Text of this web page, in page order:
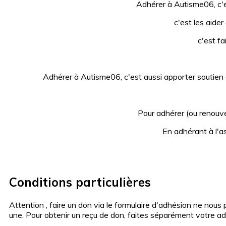
Adhérer à Autisme06,
c'est les aider
c'est
Adhérer à Autisme06, c'est aussi apporter
Pour adhérer (ou
En adhérant à
Conditions particulières
Attention , faire un don via le formulaire d'adhésion ne
une. Pour obtenir un reçu de don, faites séparément votre